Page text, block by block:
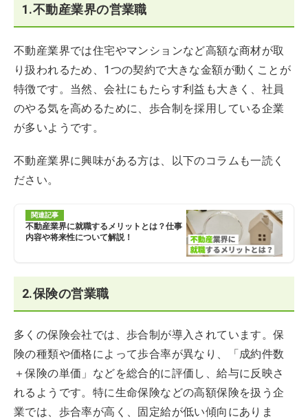
1.不動産業界の営業職
不動産業界では住宅やマンションなど高額な商材が取
り扱われるため、1つの契約で大きな金額が動くことが
特徴です。当然、会社にもたらす利益も大きく、社員
のやる気を高めるために、歩合制を採用している企業
が多いようです。
不動産業界に興味がある方は、以下のコラムも一読く
ださい。
関連記事
不動産業界に就職するメリットとは？仕事
内容や将来性について解説！
2.保険の営業職
多くの保険会社では、歩合制が導入されています。保
険の種類や価格によって歩合率が異なり、「成約件数
＋保険の単価」などを総合的に評価し、給与に反映さ
れるようです。特に生命保険などの高額保険を扱う企
業では、歩合率が高く、固定給が低い傾向にありま